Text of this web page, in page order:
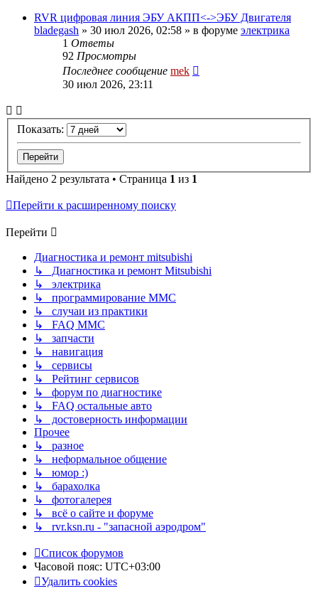
RVR цифровая линия ЭБУ АКПП<->ЭБУ Двигателя
bladegash » 30 июл 2026, 02:58 » в форуме электрика
1 Ответы
92 Просмотры
Последнее сообщение mek
30 июл 2026, 23:11
Показать:
Найдено 2 результата • Страница 1 из 1
Перейти к расширенному поиску
Перейти
Диагностика и ремонт mitsubishi
↳ Диагностика и ремонт Mitsubishi
↳ электрика
↳ программирование MMC
↳ случаи из практики
↳ FAQ MMC
↳ запчасти
↳ навигация
↳ сервисы
↳ Рейтинг сервисов
↳ форум по диагностике
↳ FAQ остальные авто
↳ достоверность информации
Прочее
↳ разное
↳ неформальное общение
↳ юмор :)
↳ барахолка
↳ фотогалерея
↳ всё о сайте и форуме
↳ rvr.ksn.ru - "запасной аэродром"
Список форумов
Часовой пояс: UTC+03:00
Удалить cookies